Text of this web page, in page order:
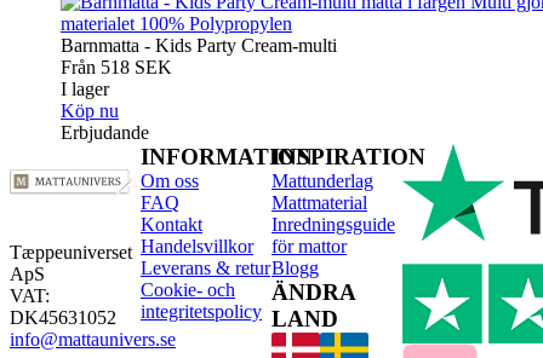
Barnmatta - Kids Party Cream-multi
Från 518 SEK
I lager
Köp nu
Erbjudande
Tæppeuniverset
ApS
VAT:
DK45631052
info@mattaunivers.se
INFORMATION
Om oss
FAQ
Kontakt
Handelsvillkor
Leverans & retur
Cookie- och
integritetspolicy
INSPIRATION
Mattunderlag
Mattmaterial
Inredningsguide
för mattor
Blogg
ÄNDRA
LAND